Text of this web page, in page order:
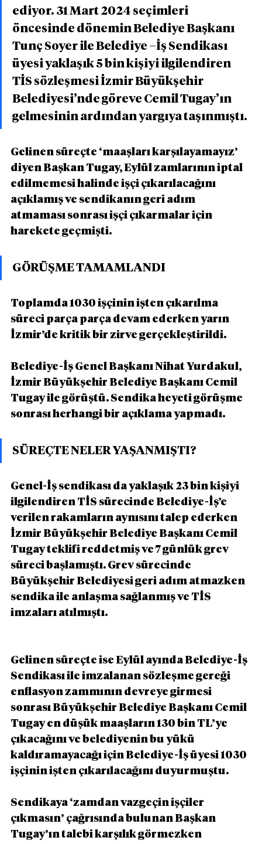
ediyor. 31 Mart 2024 seçimleri
öncesinde dönemin Belediye Başkanı
Tunç Soyer ile Belediye –İş Sendikası
üyesi yaklaşık 5 bin kişiyi ilgilendiren
TİS sözleşmesi İzmir Büyükşehir
Belediyesi’nde göreve Cemil Tugay’ın
gelmesinin ardından yargıya taşınmıştı.
Gelinen süreçte ‘maaşları karşılayamayız’
diyen Başkan Tugay, Eylül zamlarının iptal
edilmemesi halinde işçi çıkarılacağını
açıklamış ve sendikanın geri adım
atmaması sonrası işçi çıkarmalar için
harekete geçmişti.
GÖRÜŞME TAMAMLANDI
Toplamda 1030 işçinin işten çıkarılma
süreci parça parça devam ederken yarın
İzmir’de kritik bir zirve gerçekleştirildi.
Belediye-İş Genel Başkanı Nihat Yurdakul,
İzmir Büyükşehir Belediye Başkanı Cemil
Tugay ile görüştü. Sendika heyeti görüşme
sonrası herhangi bir açıklama yapmadı.
SÜREÇTE NELER YAŞANMIŞTI?
Genel-İş sendikası da yaklaşık 23 bin kişiyi
ilgilendiren TİS sürecinde Belediye-İş’e
verilen rakamların aynısını talep ederken
İzmir Büyükşehir Belediye Başkanı Cemil
Tugay teklifi reddetmiş ve 7 günlük grev
süreci başlamıştı. Grev sürecinde
Büyükşehir Belediyesi geri adım atmazken
sendika ile anlaşma sağlanmış ve TİS
imzaları atılmıştı.
Gelinen süreçte ise Eylül ayında Belediye-İş
Sendikası ile imzalanan sözleşme gereği
enflasyon zammının devreye girmesi
sonrası Büyükşehir Belediye Başkanı Cemil
Tugay en düşük maaşların 130 bin TL’ye
çıkacağını ve belediyenin bu yükü
kaldıramayacağı için Belediye-İş üyesi 1030
işçinin işten çıkarılacağını duyurmuştu.
Sendikaya ‘zamdan vazgeçin işçiler
çıkmasın’ çağrısında bulunan Başkan
Tugay’ın talebi karşılık görmezken